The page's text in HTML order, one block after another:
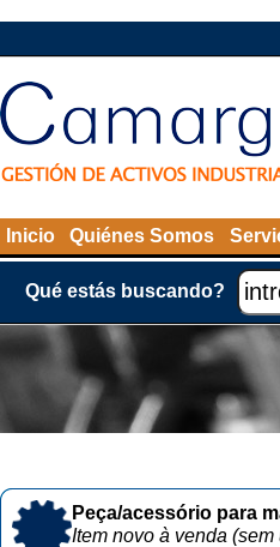
Inicio Quiénes Somos
Qué estás buscando?
Peça/acessório para
Item novo à venda (sem